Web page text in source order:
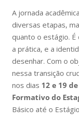
A jornada
diversas etapas,
quanto o estágio.
a prática, e a
desenhar. Com o
nessa transição
nos dias 12 e 19
Formativo do
Básico até o